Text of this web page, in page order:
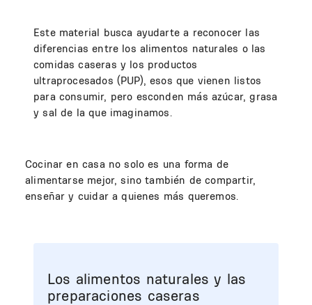
Este material busca ayudarte a reconocer las
diferencias entre los alimentos naturales o las
comidas caseras y los productos
ultraprocesados (PUP), esos que vienen listos
para consumir, pero esconden más azúcar, grasa
y sal de la que imaginamos.
Cocinar en casa no solo es una forma de
alimentarse mejor, sino también de compartir,
enseñar y cuidar a quienes más queremos.
Los alimentos naturales y las
preparaciones caseras